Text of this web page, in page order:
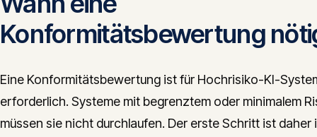
Konformitätsbewertung
Eine Konformitätsbewertung ist für Hochrisiko-KI-
erforderlich. Systeme mit begrenztem oder minimalem
müssen sie nicht durchlaufen. Der erste Schritt ist daher